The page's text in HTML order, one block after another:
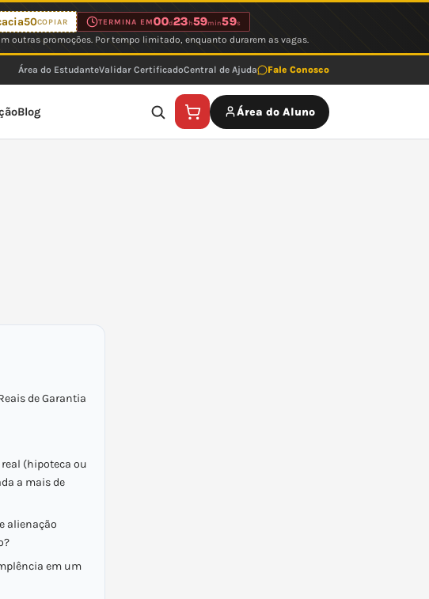
COPIAR TERMINA EM00d23 h59min59s
outras promoções. Por tempo limitado, enquanto durarem as vagas.
Área do EstudanteValidar CertificadoCentral de Ajuda Fale Conosco
Blog Área do Aluno
de Garantia
(hipoteca ou
a mais de
alienação
em um